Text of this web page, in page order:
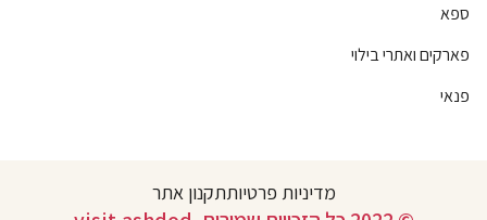
ספא
פארקים ואתרי בילוי
פנאי
מדיניות פרטיותתקנון אתר